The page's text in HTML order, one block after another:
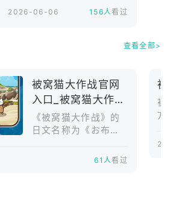
猫靠近。
咪。
2026-06-06 156人看过
查看全部>
被窝猫大作战官网
入口_被窝猫大作战
官网版下载介绍
《被窝猫大作战》的
日文名称为《お布団
款以宇宙猫咪为主题
61人看过
被
被
方